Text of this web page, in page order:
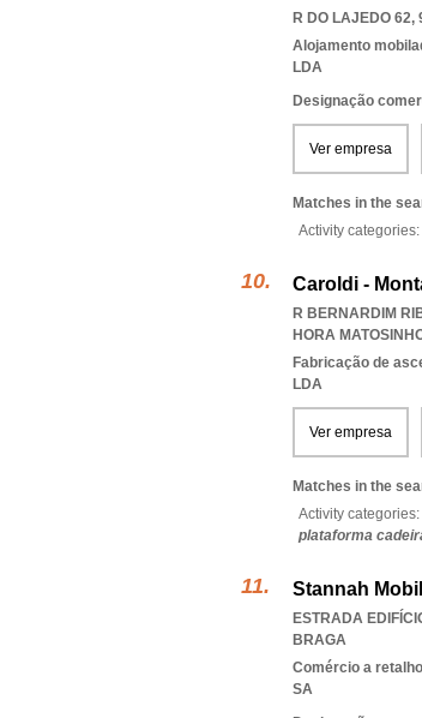
R DO LAJEDO 62,
Alojamento
LDA
Designação
Ver empresa
Matches in the
Activity categories:
Caroldi -
R BERNARDIM
HORA
Fabricação de
LDA
Ver empresa
Matches in the
Activity categories:
plataforma
Stannah
ESTRADA
BRAGA
Comércio a
SA